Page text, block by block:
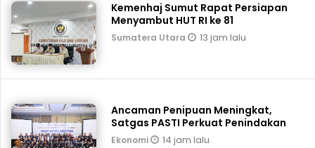
Kemenhaj Sumut Rapat Persiapan
Menyambut HUT RI ke 81
Sumatera Utara 13 jam lalu
Ancaman Penipuan Meningkat,
Satgas PASTI Perkuat Penindakan
Ekonomi 14 jam lalu